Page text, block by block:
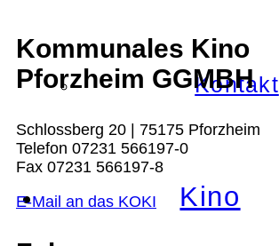
Kontakt
Kino
Kommunales Kino
Pforzheim GGMBH
Schlossberg 20 | 75175 Pforzheim
Telefon 07231 566197-0
Fax 07231 566197-8
E-Mail an das KOKI